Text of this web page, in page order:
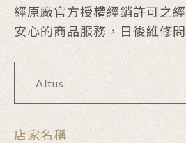
經原廠官方授權經銷許可之
安心的商品服務，日後維修
Altus
店家名稱